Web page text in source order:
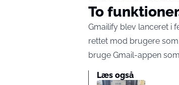
To
Gmailify blev lanceret i
rettet mod brugere
bruge Gmail-appen
Læs også